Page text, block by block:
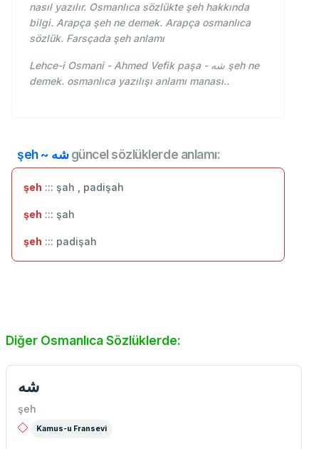
nasıl yazılır. Osmanlıca sözlükte şeh hakkında
bilgi. Arapça şeh ne demek. Arapça osmanlıca
sözlük. Farsçada şeh anlamı
Lehce-i Osmani - Ahmed Vefik paşa - شه şeh ne
demek. osmanlıca yazılışı anlamı manası..
şeh ~ شهgüncel sözlüklerde anlamı:
şeh ::: şah , padişah
şeh ::: ‬şah
şeh ::: padişah
Diğer Osmanlıca Sözlüklerde:
شه
şeh
Kamus-u Fransevi